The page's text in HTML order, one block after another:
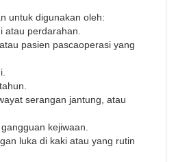
untuk digunakan oleh:
atau perdarahan.
pasien pascaoperasi yang
serangan jantung, atau
kejiwaan.
luka di kaki atau yang rutin